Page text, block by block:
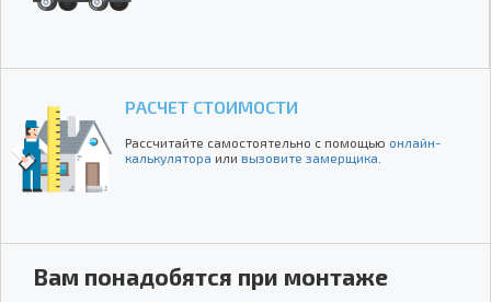
РАСЧЕТ СТОИМОСТИ
Рассчитайте самостоятельно с помощью онлайн-
калькулятора или вызовите замерщика
Вам понадобятся при монтаже